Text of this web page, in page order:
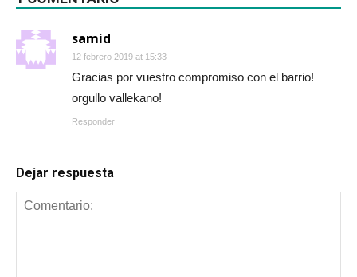
samid
12 febrero 2019 at 15:33
Gracias por vuestro compromiso con el barrio!
orgullo vallekano!
Responder
Dejar respuesta